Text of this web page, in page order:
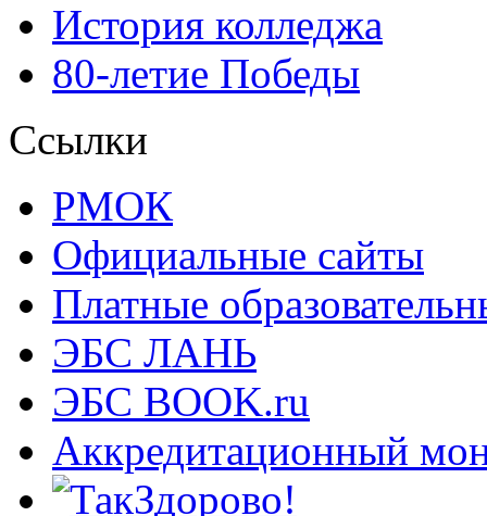
История колледжа
80-летие Победы
Ссылки
РМОК
Официальные сайты
Платные
ЭБС ЛАНЬ
ЭБС BOOK.ru
Аккредитационный